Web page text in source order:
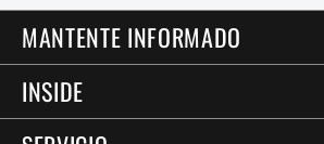
MANTENTE INFORMADO
INSIDE